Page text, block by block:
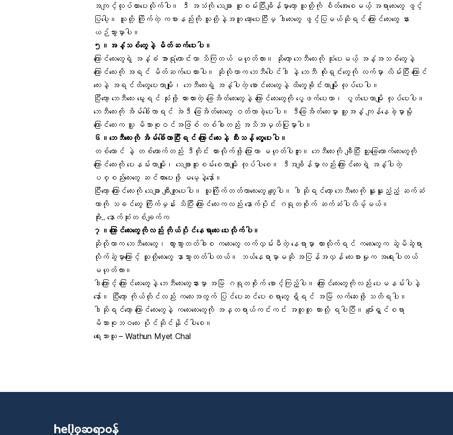
အကျင့်လုပ်ထားပေးလိုက်ပါ။ ဒီ အသံကို သေချာ စူးစမ်းပြီးချိန်မှာတော့ သူတို့ကို စိတ်အေးစေမယ့် အရာလေးတွေ ဖွင့်
ပြပေါ့။ သူတို့ ကြိုက်တဲ့ ကစားနည်းကို သူတို့နဲ့အတူ ဆော့ပေးပြီးမှ ဒါလေးတွေ ဖွင့်ပြမယ်ဆိုရင် ကြောင်လေးတွေ နား
ယဉ်သွားမှာပါ။
၅။အနံ့သစ်တွေနဲ့ မိတ်ဆက်ပေးပါ။
ကြောင်လေးတွေရဲ့ အနံ့ခံ အာရုံကောင်းတာ သိကြတယ် မဟုတ်လား။ ဆိုတော့ ဘေဘီလေးကို သုံးပေးမယ့် အနံ့အသစ်တွေနဲ့
ကြောင်လေးကို အရင် မိတ်ဆက်ပေးထားပါ။ ဆိုလိုတာက ဘေဘီပေါင်ဒါ နဲ့ ဘေဘီ လိုးရှင်းတွေကို လက်မှာ လိမ်းပြီး ကြောင်
လေးနဲ့ အရင်ထိတွေ့ပေးတာမျိုး၊ ဘေဘီလေးရဲ့ အနံ့ပါတဲ့ စောင်လေးတွေနဲ့ ထိတွေ့ခိုင်းတာမျိုး လုပ်ပေးပါ။
ပြီးတော့ ဘေဘီလေး မွေးရင် သုံးဖို့ ထားထားတဲ့ ခြေအိတ်လေးတွေနဲ့ ကြောင်လေးတွေကို ပွေ့ဖက်ပေးတာ၊ ပွတ်ပေးတာမျိုး လုပ်ပေးပါ။
ဘေဘီလေးကို အိမ်ခေါ်လာရင် အဲဒီ ခြေအိတ်လေးတွေ ဝတ်လာခဲ့ပေးပါ။ ဒီခြေအိတ်လေးမှာ သူ့အနံ့ ကျန်နေခဲ့မှာမို့
ကြောင်လေးက သူ့ မိသားစုဝင်အဖြစ် တစ်ခါတည်း အသိအမှတ်ပြုမှာပါ။
၆။ဘေဘီလေးကို အိမ်ခေါ်လာပြီးရင် ကြောင်လေးနဲ့ သီးသန့် တွေ့ပေးပါ။
တစ်ကောင် နဲ့ တစ်ယောက်တည်း ဒီတိုင်း ထားလိုက်ဖို့ ပြောတာ မဟုတ်ပါဘူး။ ဘေဘီလေးကို ချီပြီး သူ့ခြေထောက်လေးတွေကို
ကြောင်လေးကို ပေးနမ်းတာမျိုး၊ သေချာစူးစမ်းစေတာမျိုး လုပ်ပါစေ။ ဒီအချိန်မှာလည်း ကြောင်လေးရဲ့ အနံ့ပါတဲ့
ပစ္စည်းလေးတွေ ဆင်ထားပေးဖို့ မမေ့နဲ့နော်။
ပြီးတော့ ကြောင်လေးကို သေချာ ချီးကျူးပေးပါ။ သူကြိုက်တတ်တာလေးတွေ ကျွေးပါ။ ဒါဆိုရင်တော့ ဘေဘီလေးကို နူးနူးညံ့ညံ့ ဆက်ဆံ
တာကို သခင်တွေ ကြိုက်မှန်း သိပြီး ကြောင်လေးကလည်း နောက်ပိုင်း ဂရုတစိုက် ဆက်ဆံပါလိမ့်မယ်။
အိုး.. နောက်ဆုံးတစ်ချက်က
၇။ကြောင်လေးတွေကိုလည်း ကိုယ်ပိုင်နေရာလေး ပေးလိုက်ပါ။
ဆိုလိုတာက ဘေဘီလေးတွေ၊ တွားသွားတတ်ခါစ ကလေးတွေ လက်လှမ်းမီတဲ့ နေရာ မှာ ထားလိုက်ရင် ကလေးတွေက ဆွဲမိဆွဲရာ
လိုက်ဆွဲမှာကြောင့် သူတို့လေးတွေ နာသွားတတ်ပါတယ်။ ဘယ်နေရာမှာမဆို အပြန်အလှန် လေးစားမှုက အရေးပါတယ်
မဟုတ်လား။
ဒါကြောင့် ကြောင်လေးတွေနဲ့ ဘေဘီလေးတွေနားမှာ အမြဲ ဂရုတစိုက် စောင့်ကြည့်ပါ။ ကြောင်လေးတွေကိုလည်း ပေးမနမ်းပါနဲ့
နော်။ ပြီးတော့ ကိုယ်တိုင်လည်း ကလေးအတွက် ပြင်ပေးဆင်ပေးစရာတွေ ရှိရင် အမြဲ လက်ဆေးဖို့ သတိရပါ။
ဒါဆိုရင်တော့ ကြောင်လေးတွေနဲ့ ကလေးလေးတွေကို အန္တရာယ်ကင်းကင်း အတူတူ ထားလို့ ရပါပြီ။ ပျော်ရွှင်စရာ
မိသားစုဘဝလေး ပိုင်ဆိုင်နိုင်ပါစေ။
ရေးသားသူ – Wathun Myet Chal